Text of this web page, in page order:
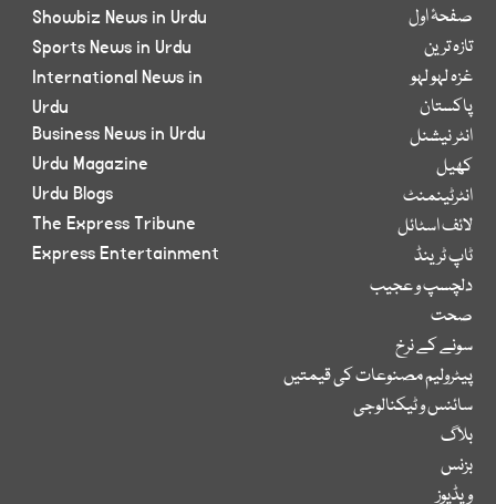
صفحۂ اول
تازہ ترین
غزہ لہو لہو
پاکستان
انٹر نیشنل
کھیل
انٹرٹینمنٹ
لائف اسٹائل
ٹاپ ٹرینڈ
دلچسپ و عجیب
صحت
سونے کے نرخ
پیٹرولیم مصنوعات کی قیمتیں
سائنس و ٹیکنالوجی
بلاگ
بزنس
ویڈیوز
Showbiz News in Urdu
Sports News in Urdu
International News in
Urdu
Business News in Urdu
Urdu Magazine
Urdu Blogs
The Express Tribune
Express Entertainment